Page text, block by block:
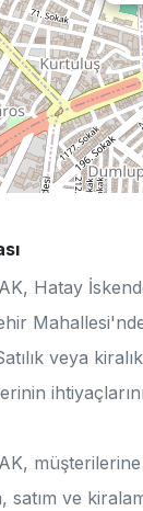
Hatay
veya
satım ve